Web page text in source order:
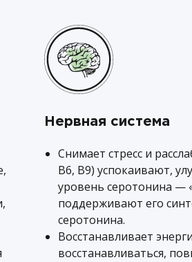
Нервная система
Снимает стресс и
B6, B9) успокаивают,
уровень серотонина —
поддерживают его
серотонина.
Восстанавливает
восстанавливаться,